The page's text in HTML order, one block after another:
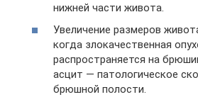
нижней части живота.
Увеличение размеров
когда злокачественная
распространяется на
асцит — патологическое
брюшной полости.